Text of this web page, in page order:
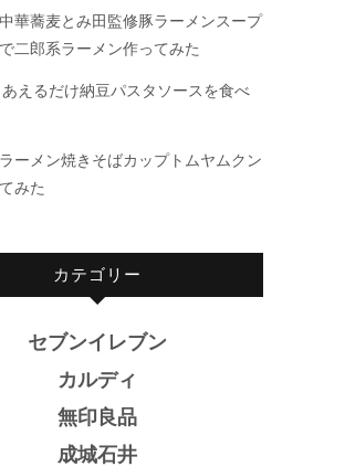
華蕎麦とみ田監修豚ラーメンスープ
二郎系ラーメン作ってみた
えるだけ納豆パスタソースを食べ
ーメン焼きそばカップトムヤムクン
みた
カテゴリー
セブンイレブン
カルディ
無印良品
成城石井